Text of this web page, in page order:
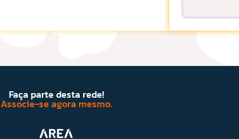
Faça parte desta rede!
Associe-se agora mesmo.